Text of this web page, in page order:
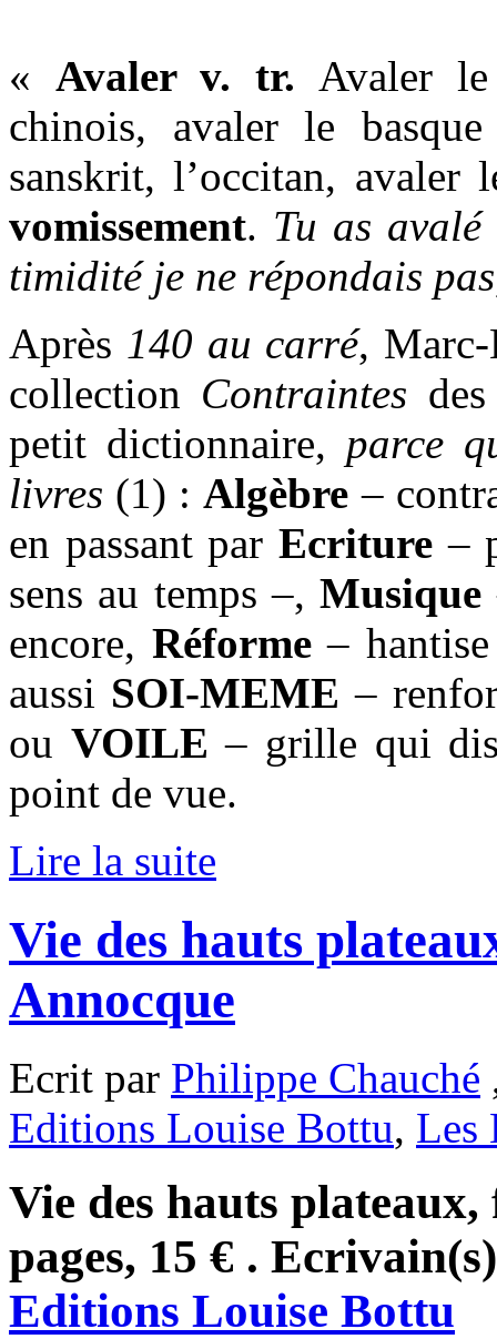
« Avaler v. tr. Avaler
chinois, avaler le
sanskrit, l’occitan,
vomissement. Tu as
timidité je ne répondais
Après 140 au carré, Marc-
collection Contraintes
petit dictionnaire, parce
livres (1) :Algèbre –
en passant par Ecriture–
sens au temps –,Musique
encore, Réforme–
aussi SOI-MEME–
ou VOILE– grille qui
point de vue.
Lire la suite
Vie des hauts
Annocque
Ecrit par Philippe Chauché
Editions Louise Bottu, Les
Vie des hauts plateaux,
pages, 15 € .
Editions Louise Bottu